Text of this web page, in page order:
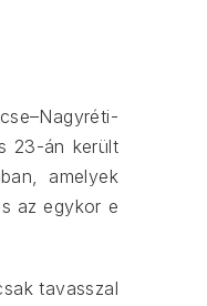
23-án került
amelyek
az egykor e
tavasszal